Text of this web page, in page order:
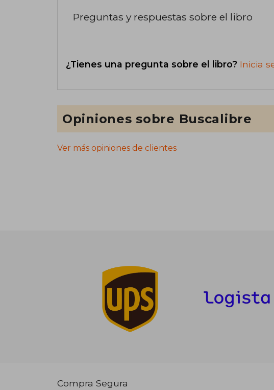
Preguntas y respuestas sobre el libro
¿Tienes una pregunta sobre el libro? Inicia
Opiniones sobre Buscalibre
Ver más opiniones de clientes
Compra Segura